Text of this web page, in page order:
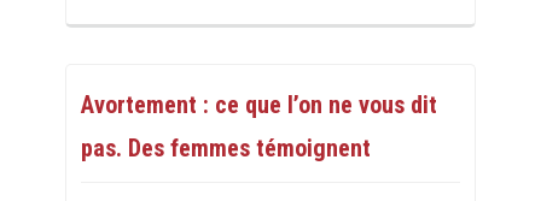
Avortement : ce que l’on ne vous dit
pas. Des femmes témoignent